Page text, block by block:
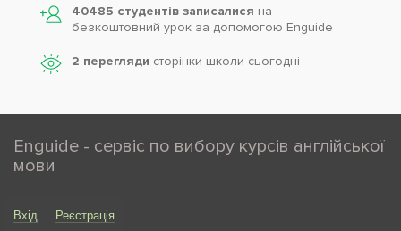
40485 студентів записалися на
безкоштовний урок за допомогою Enguide
2 перегляди сторінки школи cьогодні
Enguide - сервіс по вибору курсів англійської
мови
Вхід Реєстрація